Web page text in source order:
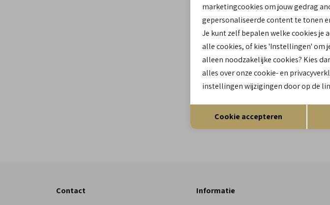
Contact
Informatie
Terug
marketingcookies om jouw gedrag
gepersonaliseerde content te tonen
Je kunt zelf bepalen welke cookies je
alle cookies, of kies 'Instellingen' om
alleen noodzakelijke cookies? Kies
alles over onze cookie- en
instellingen wijzigingen door op de
Cookie accepteren